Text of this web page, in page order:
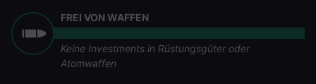
FREI VON WAFFEN
Keine Investments in Rüstungsgüter oder
Atomwaffen